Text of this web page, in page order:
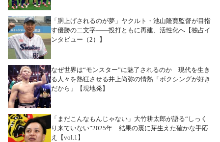
「胴上げされるのが夢」ヤクルト・池山隆寛監督が目指
す優勝の二文字――投打ともに再建、活性化へ【独占イ
ンタビュー（2）】
なぜ世界は“モンスター”に魅了されるのか 現代を生き
る人々を熱狂させる井上尚弥の情熱「ボクシングが好き
だから」【現地発】
「まだこんなもんじゃない」大竹耕太郎が語る“しっく
り来ていない”2025年 結果の裏に芽生えた確かな手応
え【vol.1】